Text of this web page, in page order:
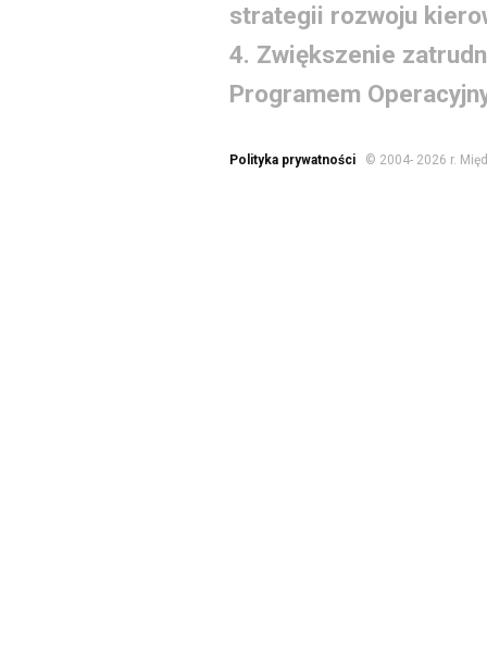
strategii rozwoju
4. Zwiększenie
Programem
Polityka prywatności © 2004- 2026 r.